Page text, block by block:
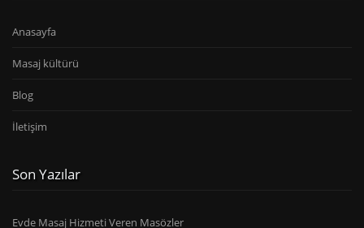
Anasayfa
Masaj kültürü
Blog
İletişim
Son Yazılar
Evde Masaj Hizmeti Veren Masözler